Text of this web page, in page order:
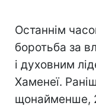
Останнім
боротьба за
і духовним
Хаменеї.
щонайменше,